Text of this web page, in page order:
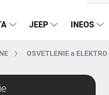
JEEP INEOS
OSVETLENIE a ELEKTRO